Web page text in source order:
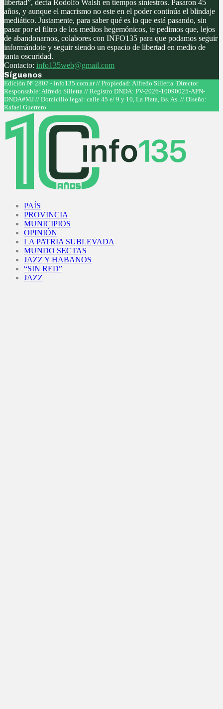
libertad”, decía Rodolfo Walsh en tiempos siniestros. Pasaron 45
años, y aunque el macrismo no este en el poder continúa el blindaje
mediático. Justamente, para saber qué es lo que está pasando, sin
pasar por el filtro de los medios hegemónicos, te pedimos que, lejos
de abandonarnos, colabores con INFO135 para que podamos seguir
informándote y seguir siendo un espacio de libertad en medio de
tanta oscuridad.
Contacto: info135web@gmail.com
Síguenos
Facebook
Twitter
Instagram
Youtube
Edición Nº 2807 - info135.com.ar // Propiedad: Alfredo Silletta. Director
Responsable: Alfredo Silletta // Registro DNDA: PV-2026-10090025-APN-
DNDA#MJ // Domicilio legal: calle 45 e/ 9 y 10, La Plata, Bs. As. // Diseño:
Rafael Guerrero
PAÍS
PROVINCIA
MUNICIPIOS
OPINIÓN
LA PATRIA SUBLEVADA
MUNDO SECTAS
JAZZ Y HABANOS
“SIN RED”
JAZZ